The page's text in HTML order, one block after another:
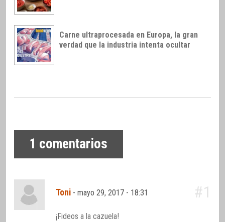
Carne ultraprocesada en Europa, la gran
verdad que la industria intenta ocultar
1 comentarios
Toni -mayo 29, 2017 - 18:31 #1
¡Fideos a la cazuela!